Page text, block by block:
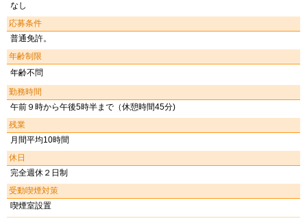
なし
応募条件
普通免許。
年齢制限
年齢不問
勤務時間
午前９時から午後5時半まで（休憩時間45分)
残業
月間平均10時間
休日
完全週休２日制
受動喫煙対策
喫煙室設置